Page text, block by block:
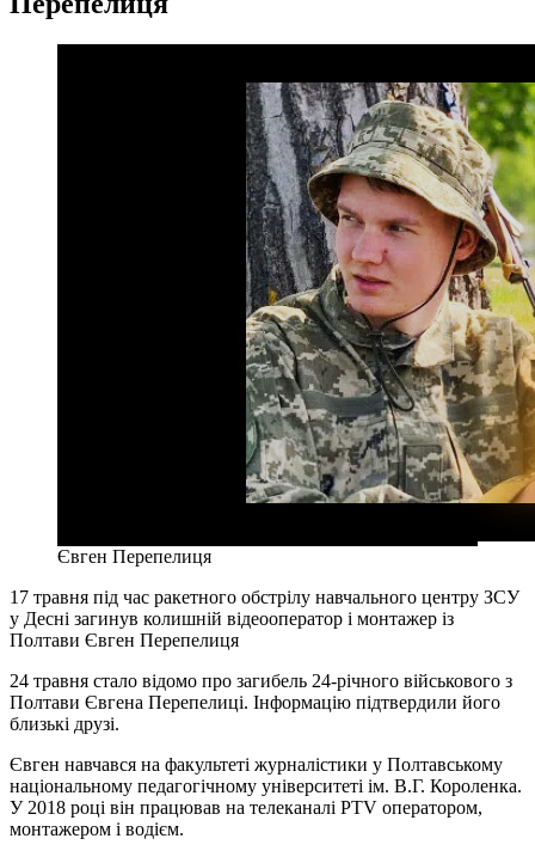
Євген Перепелиця
17 травня під час ракетного обстрілу навчального центру ЗСУ
у Десні загинув колишній відеооператор і монтажер із
Полтави Євген Перепелиця
24 травня стало відомо про загибель 24-річного військового з
Полтави Євгена Перепелиці. Інформацію підтвердили його
близькі друзі.
Євген навчався на факультеті журналістики у Полтавському
національному педагогічному університеті ім. В.Г. Короленка.
У 2018 році він працював на телеканалі PTV оператором,
монтажером і водієм.